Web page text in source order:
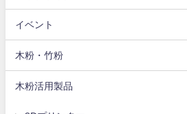
イベント
木粉・竹粉
木粉活用製品